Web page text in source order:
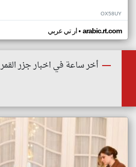
OX58UY
ار تي عربي• arabic.rt.com
أخر ساعة في اخبار جزر القمر